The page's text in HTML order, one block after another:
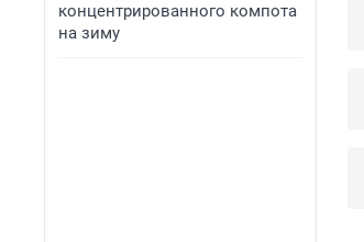
концентрированного компота
на зиму